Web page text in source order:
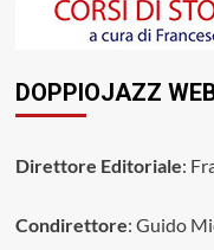
DOPPIOJAZZ
Direttore Editoriale:
Condirettore: Guido